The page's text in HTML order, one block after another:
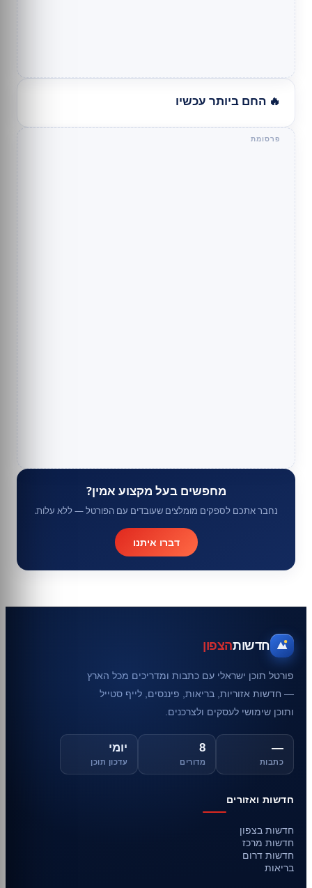
🔥 החם ביותר עכשיו
מחפשים בעל מקצוע אמין?
נחבר אתכם לספקים מומלצים שעובדים עם הפורטל — ללא עלות.
דברו איתנו
חדשותהצפון
פורטל תוכן ישראלי עם כתבות ומדריכים מכל הארץ
— חדשות אזוריות, בריאות, פיננסים, לייף סטייל
ותוכן שימושי לעסקים ולצרכנים.
—
כתבות
8
מדורים
יומי
עדכון תוכן
חדשות ואזורים
חדשות בצפון
חדשות מרכז
חדשות דרום
בריאות